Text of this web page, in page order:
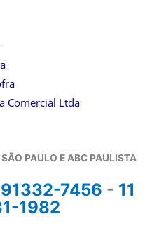
Comercial Ltda
PAULO E ABC PAULISTA
91332-7456 - 11
1982